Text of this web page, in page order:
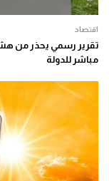
اقتصاد
تقرير رسمي يحذر من
مباشر للدولة